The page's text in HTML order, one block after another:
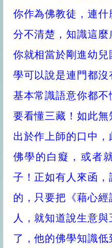
你作為佛教徒，連
分不清楚，知識這
你就相當於剛進幼
學可以說是連門都
基本常識語意你都
要看懂三藏！如此
出於作上師的口中，
佛學的白癡，或者
子！正如有人來函
的，只要把《藉心
人，就知道說生意
了，他的佛學知識低